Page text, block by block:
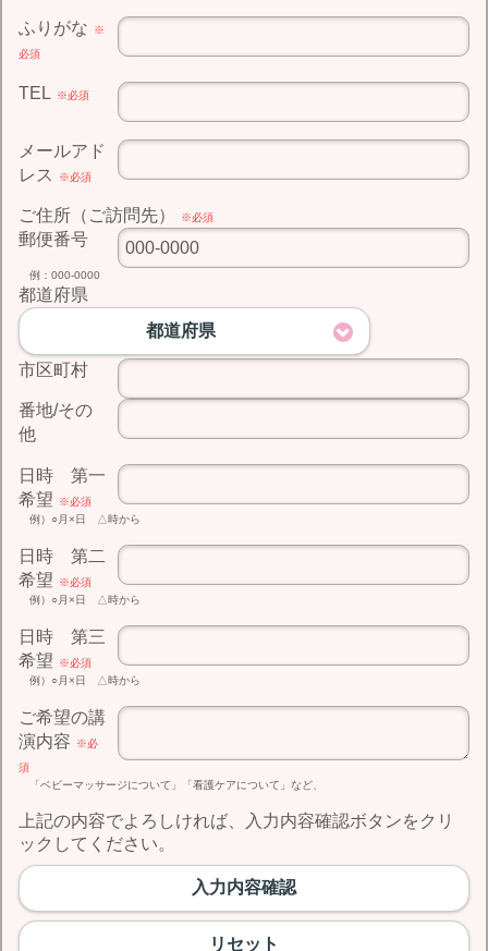
ふりがな
※
必須
TEL ※必須
メールアド
レス
※必須
ご住所（ご訪問先） ※必須
郵便番号
例：000-0000
都道府県
都道府県
市区町村
番地/その
他
日時 第一
希望
※必須
例）○月×日 △時から
日時 第二
希望
※必須
例）○月×日 △時から
日時 第三
希望
※必須
例）○月×日 △時から
ご希望の講
演内容
※必
須
「ベビーマッサージについて」「看護ケアについて」など、
上記の内容でよろしければ、入力内容確認ボタンをクリ
ックしてください。
入力内容確認
リセット